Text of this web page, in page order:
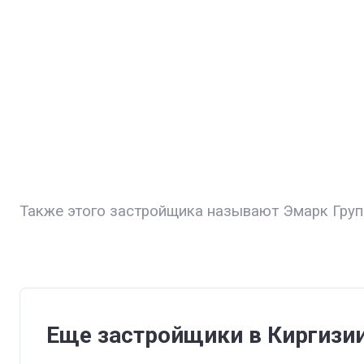
Также этого застройщика называют Эмарк
Еще застройщики в